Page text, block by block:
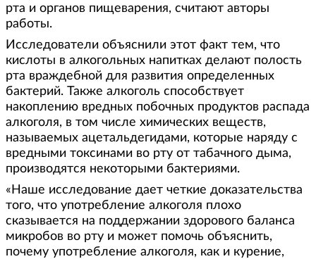
рта и органов пищеварения, считают авторы
работы.
Исследователи объяснили этот факт тем, что
кислоты в алкогольных напитках делают полость
рта враждебной для развития определенных
бактерий. Также алкоголь способствует
накоплению вредных побочных продуктов распада
алкоголя, в том числе химических веществ,
называемых ацетальдегидами, которые наряду с
вредными токсинами во рту от табачного дыма,
производятся некоторыми бактериями.
«Наше исследование дает четкие доказательства
того, что употребление алкоголя плохо
сказывается на поддержании здорового баланса
микробов во рту и может помочь объяснить,
почему употребление алкоголя, как и курение,